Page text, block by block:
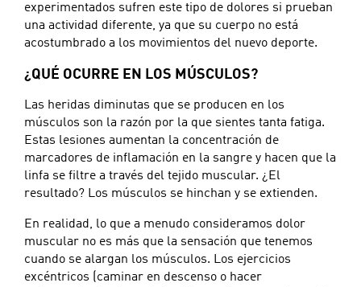
experimentados sufren este tipo de dolores si prueban
una actividad diferente, ya que su cuerpo no está
acostumbrado a los movimientos del nuevo deporte.
¿QUÉ OCURRE EN LOS MÚSCULOS?
Las heridas diminutas que se producen en los
músculos son la razón por la que sientes tanta fatiga.
Estas lesiones aumentan la concentración de
marcadores de inflamación en la sangre y hacen que la
linfa se filtre a través del tejido muscular. ¿El
resultado? Los músculos se hinchan y se extienden.
En realidad, lo que a menudo consideramos dolor
muscular no es más que la sensación que tenemos
cuando se alargan los músculos. Los ejercicios
excéntricos (caminar en descenso o hacer